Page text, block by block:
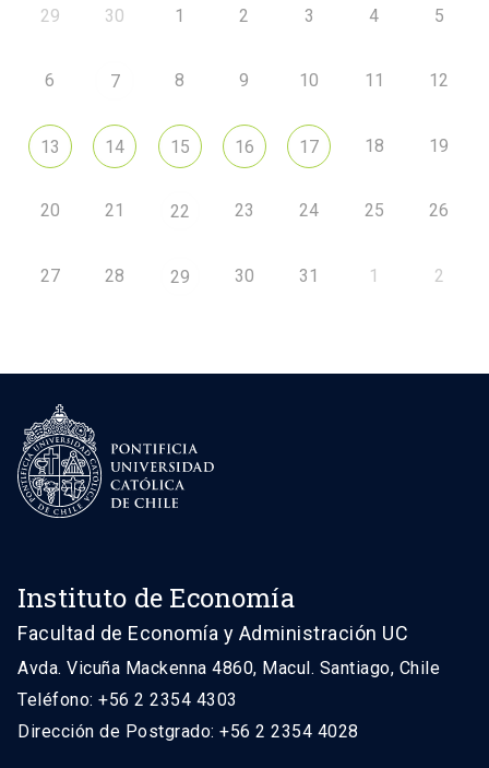
29 30 1 2 3 4 5
6 7 8 9 10 11 12
13 14 15 16 17 18 19
20 21 22 23 24 25 26
27 28 29 30 31 1 2
Instituto de Economía
Facultad de Economía y Administración UC
Avda. Vicuña Mackenna 4860, Macul. Santiago, Chile
Teléfono: +56 2 2354 4303
Dirección de Postgrado: +56 2 2354 4028